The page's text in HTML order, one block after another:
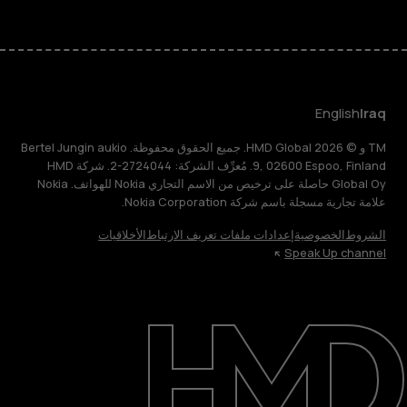
حول
الدعم
Iraq
English
TM و © 2026 HMD Global. جميع الحقوق محفوظة. Bertel Jungin aukio
9, 02600 Espoo, Finland. مُعرِّف الشركة: 2724044-2. شركة HMD
Global Oy حاصلة على ترخيص من الاسم التجاري Nokia للهواتف. Nokia
علامة تجارية مسجلة باسم شركة Nokia Corporation.
الشروطالخصوصيةإعدادات ملفات تعريف الارتباطالأخلاقيات
Speak Up channel